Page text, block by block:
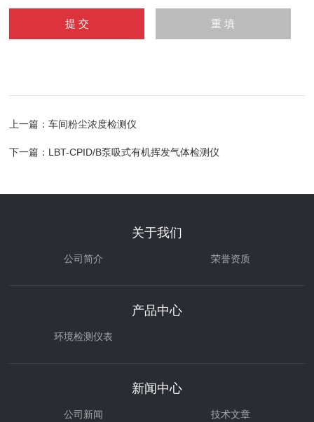
上一篇：车间粉尘浓度检测仪
下一篇： LBT-CPID/B泵吸式有机挥发气体检测仪
关于我们
公司简介 荣誉资质
产品中心
环境检测仪表
新闻中心
公司新闻 技术文章